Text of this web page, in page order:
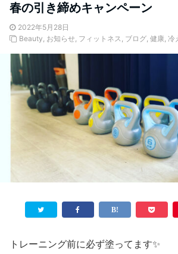
春の引き締めキャンペーン
2022年5月28日
Beauty, お知らせ, フィットネス, ブログ, 健康, 冷
トレーニング前に必ず塗ってます✨